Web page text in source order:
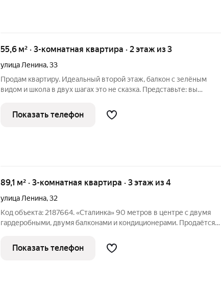
55,6 м² · 3-комнатная квартира · 2 этаж из 3
улица Ленина,33
Продам квартиру. Идеальный второй этаж, балкон с зелёным
видом и школа в двух шагах это не сказка. Представьте: вы
в парке, через десять уже на озере. Ни пробок, ни нервов, ни
ранних
Показать телефон
89,1 м² · 3-комнатная квартира · 3 этаж из 4
улица Ленина,32
Код объекта: 2187664. «Сталинка» 90 метров в центре с двумя
гардеробными, двумя балконами и кондиционерами. Продаётся
(3 м) создают ощущение воздуха и простора. Здесь продумано всё
Показать телефон